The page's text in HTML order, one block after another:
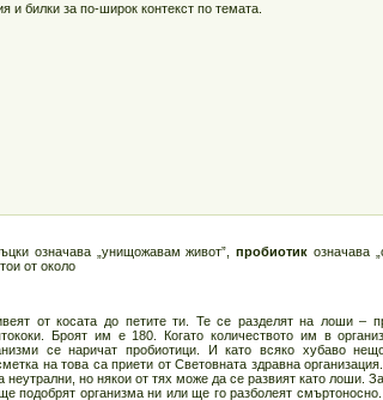
билки за по-широк контекст по темата.
означава „унищожавам живот”,пробиотик означава
от около
от косата до петите ти. Те се разделят на лоши –
Броят им е 180. Когато количеството им в
се наричат пробиотици. И като всяко хубаво
на това са приети от Световната здравна
неутрални, но някои от тях може да се развият като лоши.
подобрят организма ни или ще го разболеят